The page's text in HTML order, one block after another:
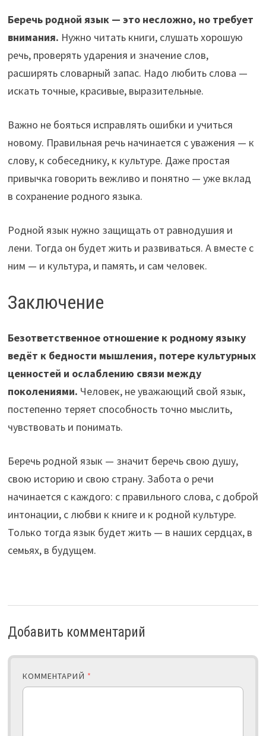
Беречь родной язык — это несложно, но требует
внимания. Нужно читать книги, слушать хорошую
речь, проверять ударения и значение слов,
расширять словарный запас. Надо любить слова —
искать точные, красивые, выразительные.
Важно не бояться исправлять ошибки и учиться
новому. Правильная речь начинается с уважения — к
слову, к собеседнику, к культуре. Даже простая
привычка говорить вежливо и понятно — уже вклад
в сохранение родного языка.
Родной язык нужно защищать от равнодушия и
лени. Тогда он будет жить и развиваться. А вместе с
ним — и культура, и память, и сам человек.
Заключение
Безответственное отношение к родному языку
ведёт к бедности мышления, потере культурных
ценностей и ослаблению связи между
поколениями. Человек, не уважающий свой язык,
постепенно теряет способность точно мыслить,
чувствовать и понимать.
Беречь родной язык — значит беречь свою душу,
свою историю и свою страну. Забота о речи
начинается с каждого: с правильного слова, с доброй
интонации, с любви к книге и к родной культуре.
Только тогда язык будет жить — в наших сердцах, в
семьях, в будущем.
Добавить комментарий
КОММЕНТАРИЙ *